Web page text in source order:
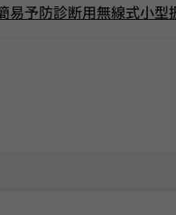
易予防診断用無線式小